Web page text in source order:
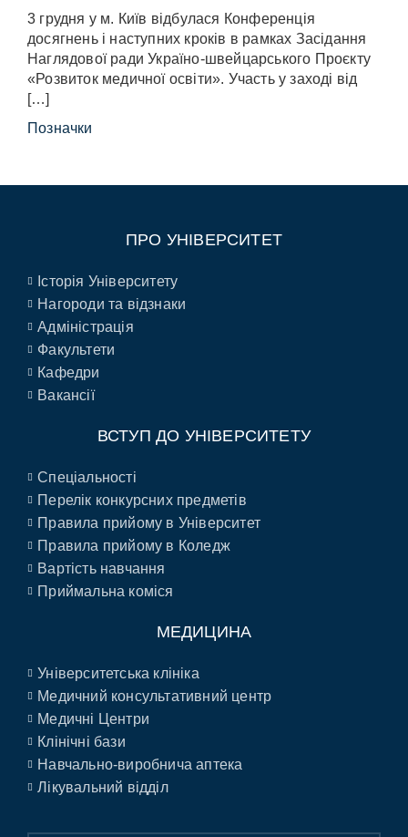
3 грудня у м. Київ відбулася Конференція
досягнень і наступних кроків в рамках Засідання
Наглядової ради Україно-швейцарського Проєкту
«Розвиток медичної освіти». Участь у заході від
[…]
Позначки
ПРО УНІВЕРСИТЕТ
Історія Університету
Нагороди та відзнаки
Адміністрація
Факультети
Кафедри
Вакансії
ВСТУП ДО УНІВЕРСИТЕТУ
Спеціальності
Перелік конкурсних предметів
Правила прийому в Університет
Правила прийому в Коледж
Вартість навчання
Приймальна коміся
МЕДИЦИНА
Університетська клініка
Медичний консультативний центр
Медичні Центри
Клінічні бази
Навчально-виробнича аптека
Лікувальний відділ